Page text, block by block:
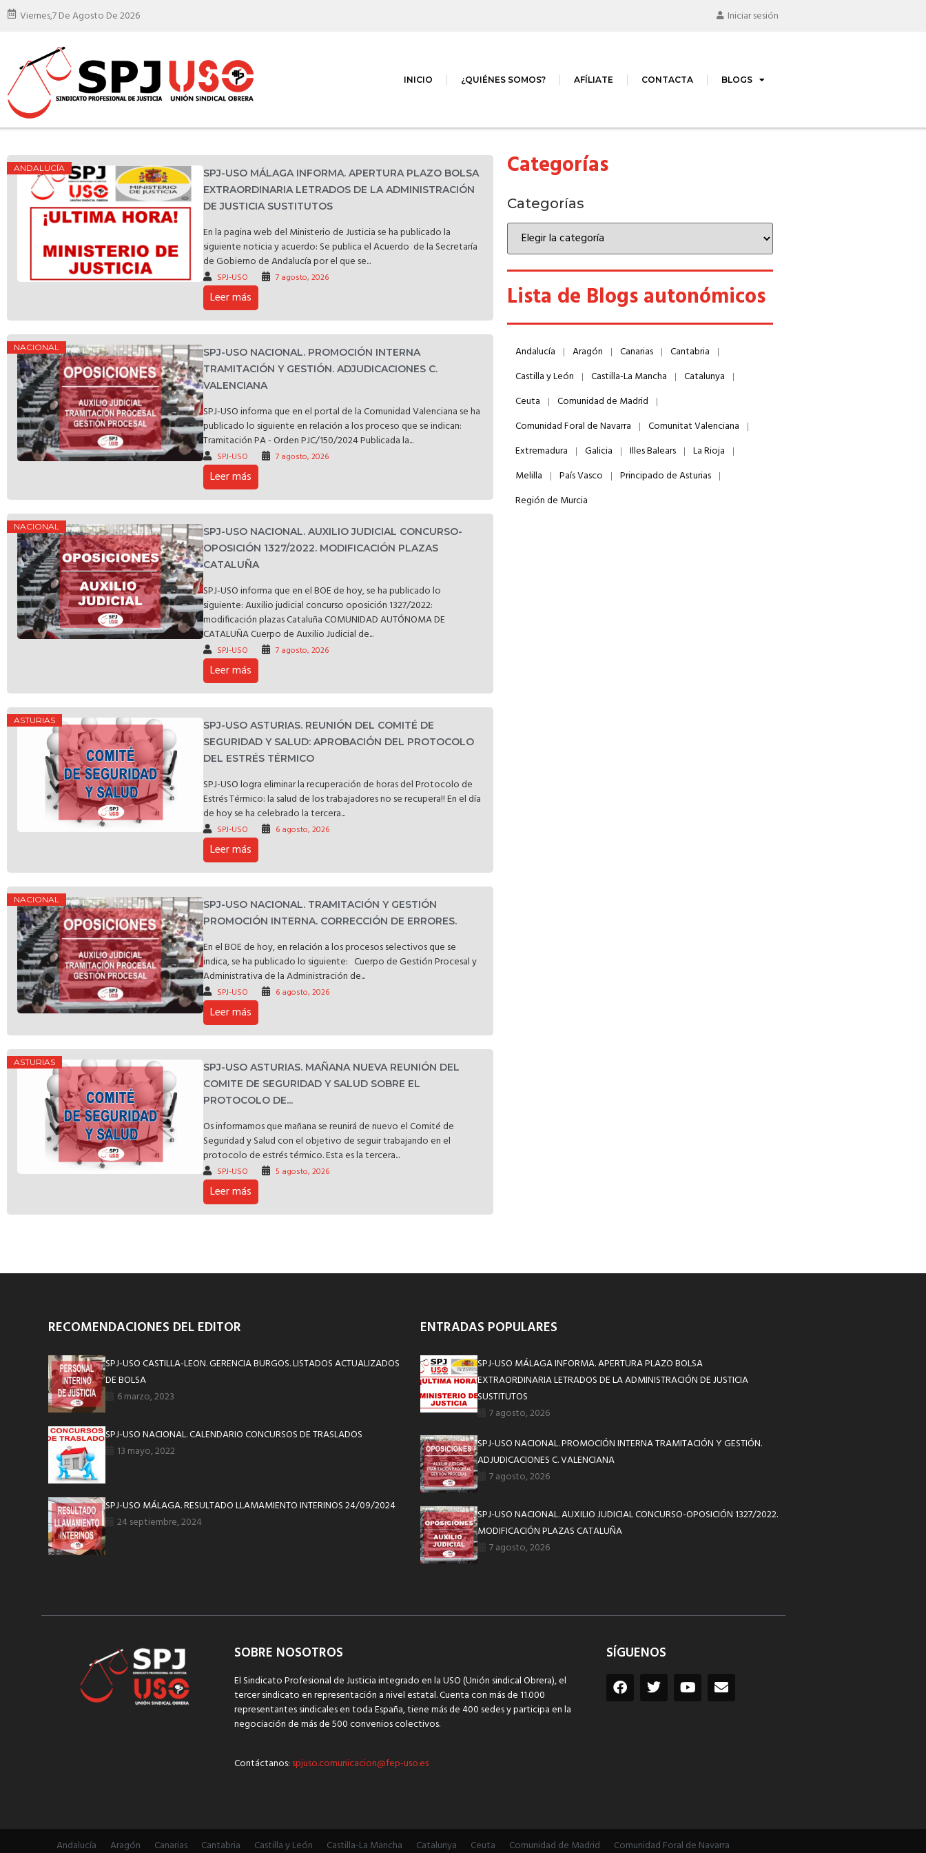
Viernes,7 De Agosto De 2026 Iniciar sesión
INICIO ¿QUIÉNES SOMOS? AFÍLIATE CONTACTA BLOGS
ANDALUCÍA
SPJ-USO MÁLAGA INFORMA. APERTURA PLAZO BOLSA
EXTRAORDINARIA LETRADOS DE LA ADMINISTRACIÓN
DE JUSTICIA SUSTITUTOS
En la pagina web del Ministerio de Justicia se ha publicado la
siguiente noticia y acuerdo: Se publica el Acuerdo de la Secretaría
de Gobierno de Andalucía por el que se...
SPJ-USO 7 agosto, 2026
Leer más
NACIONAL
SPJ-USO NACIONAL. PROMOCIÓN INTERNA
TRAMITACIÓN Y GESTIÓN. ADJUDICACIONES C.
VALENCIANA
SPJ-USO informa que en el portal de la Comunidad Valenciana se ha
publicado lo siguiente en relación a los proceso que se indican:
Tramitación PA - Orden PJC/150/2024 Publicada la...
SPJ-USO 7 agosto, 2026
Leer más
NACIONAL
SPJ-USO NACIONAL. AUXILIO JUDICIAL CONCURSO-
OPOSICIÓN 1327/2022. MODIFICACIÓN PLAZAS
CATALUÑA
SPJ-USO informa que en el BOE de hoy, se ha publicado lo
siguiente: Auxilio judicial concurso oposición 1327/2022:
modificación plazas Cataluña COMUNIDAD AUTÓNOMA DE
CATALUÑA Cuerpo de Auxilio Judicial de...
SPJ-USO 7 agosto, 2026
Leer más
ASTURIAS
SPJ-USO ASTURIAS. REUNIÓN DEL COMITÉ DE
SEGURIDAD Y SALUD: APROBACIÓN DEL PROTOCOLO
DEL ESTRÉS TÉRMICO
SPJ-USO logra eliminar la recuperación de horas del Protocolo de
Estrés Térmico: la salud de los trabajadores no se recupera!! En el día
de hoy se ha celebrado la tercera...
SPJ-USO 6 agosto, 2026
Leer más
NACIONAL
SPJ-USO NACIONAL. TRAMITACIÓN Y GESTIÓN
PROMOCIÓN INTERNA. CORRECCIÓN DE ERRORES.
En el BOE de hoy, en relación a los procesos selectivos que se
indica, se ha publicado lo siguiente: Cuerpo de Gestión Procesal y
Administrativa de la Administración de...
SPJ-USO 6 agosto, 2026
Leer más
ASTURIAS
SPJ-USO ASTURIAS. MAÑANA NUEVA REUNIÓN DEL
COMITE DE SEGURIDAD Y SALUD SOBRE EL
PROTOCOLO DE...
Os informamos que mañana se reunirá de nuevo el Comité de
Seguridad y Salud con el objetivo de seguir trabajando en el
protocolo de estrés térmico. Esta es la tercera...
SPJ-USO 5 agosto, 2026
Leer más
Categorías
Categorías
Lista de Blogs autonómicos
Andalucía Aragón Canarias
Cantabria
Castilla y León
Castilla-La Mancha
Catalunya
Ceuta
Comunidad de Madrid
Comunidad Foral de Navarra
Comunitat Valenciana
Extremadura
Galicia Illes Balears
La Rioja
Melilla
País Vasco
Principado de Asturias
Región de Murcia
RECOMENDACIONES DEL EDITOR
SPJ-USO CASTILLA-LEON. GERENCIA BURGOS. LISTADOS ACTUALIZADOS
DE BOLSA
6 marzo, 2023
SPJ-USO NACIONAL. CALENDARIO CONCURSOS DE TRASLADOS
13 mayo, 2022
SPJ-USO MÁLAGA. RESULTADO LLAMAMIENTO INTERINOS 24/09/2024
24 septiembre, 2024
ENTRADAS POPULARES
SPJ-USO MÁLAGA INFORMA. APERTURA PLAZO BOLSA
EXTRAORDINARIA LETRADOS DE LA ADMINISTRACIÓN DE JUSTICIA
SUSTITUTOS
7 agosto, 2026
SPJ-USO NACIONAL. PROMOCIÓN INTERNA TRAMITACIÓN Y GESTIÓN.
ADJUDICACIONES C. VALENCIANA
7 agosto, 2026
SPJ-USO NACIONAL. AUXILIO JUDICIAL CONCURSO-OPOSICIÓN 1327/2022.
MODIFICACIÓN PLAZAS CATALUÑA
7 agosto, 2026
SOBRE NOSOTROS
El Sindicato Profesional de Justicia integrado en la USO (Unión sindical Obrera), el
tercer sindicato en representación a nivel estatal. Cuenta con más de 11.000
representantes sindicales en toda España, tiene más de 400 sedes y participa en la
negociación de más de 500 convenios colectivos.
Contáctanos: spjuso.comunicacion@fep-uso.es
SÍGUENOS
Andalucía Aragón Canarias Cantabria Castilla y León Castilla-La Mancha Catalunya Ceuta Comunidad de Madrid Comunidad Foral de Navarra